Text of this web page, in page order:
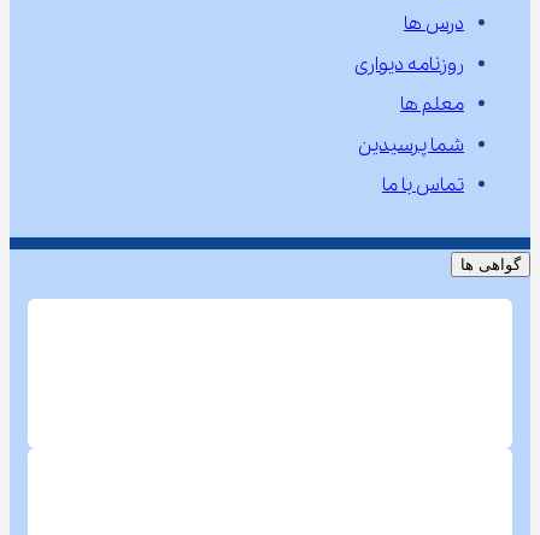
درس ها
روزنامه دیواری
معلم ها
شما پرسیدین
تماس با ما
گواهی ها